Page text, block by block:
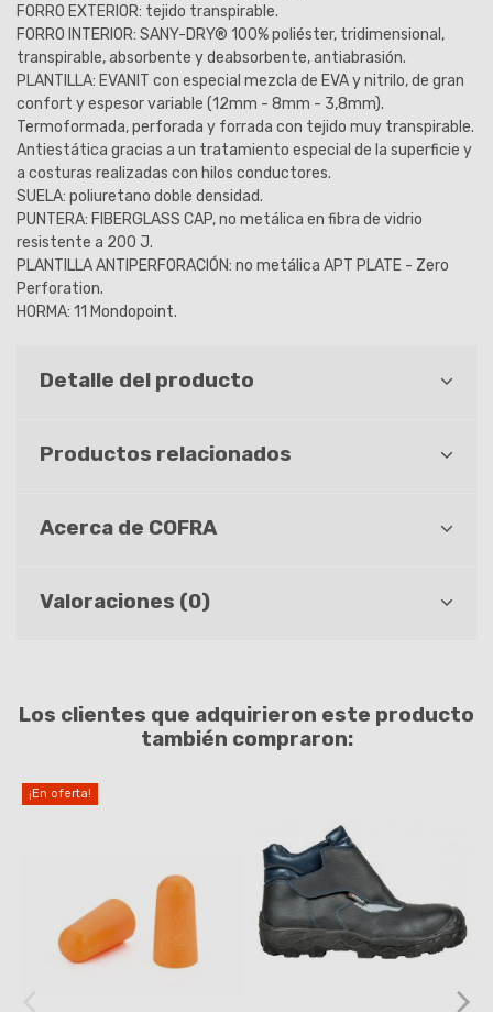
FORRO EXTERIOR: tejido transpirable.
FORRO INTERIOR: SANY-DRY® 100% poliéster, tridimensional,
transpirable, absorbente y deabsorbente, antiabrasión.
PLANTILLA: EVANIT con especial mezcla de EVA y nitrilo, de gran
confort y espesor variable (12mm - 8mm - 3,8mm).
Termoformada, perforada y forrada con tejido muy transpirable.
Antiestática gracias a un tratamiento especial de la superficie y
a costuras realizadas con hilos conductores.
SUELA: poliuretano doble densidad.
PUNTERA: FIBERGLASS CAP, no metálica en fibra de vidrio
resistente a 200 J.
PLANTILLA ANTIPERFORACIÓN: no metálica APT PLATE - Zero
Perforation.
HORMA: 11 Mondopoint.
Detalle del producto
Productos relacionados
Acerca de COFRA
Valoraciones (0)
Los clientes que adquirieron este producto
también compraron:
¡En oferta!